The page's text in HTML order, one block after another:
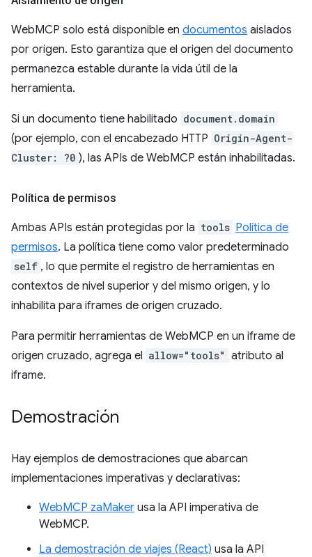
WebMCP solo está disponible en documentos aislados
por origen. Esto garantiza que el origen del documento
permanezca estable durante la vida útil de la
herramienta.
Si un documento tiene habilitado document.domain
(por ejemplo, con el encabezado HTTP Origin-Agent-
Cluster: ?0 ), las APIs de WebMCP están inhabilitadas.
Política de permisos
Ambas APIs están protegidas por la tools Política de
permisos. La política tiene como valor predeterminado
self , lo que permite el registro de herramientas en
contextos de nivel superior y del mismo origen, y lo
inhabilita para iframes de origen cruzado.
Para permitir herramientas de WebMCP en un iframe de
origen cruzado, agrega el allow="tools" atributo al
iframe.
Demostración
Hay ejemplos de demostraciones que abarcan
implementaciones imperativas y declarativas:
WebMCP zaMaker usa la API imperativa de
WebMCP.
La demostración de viajes (React) usa la API